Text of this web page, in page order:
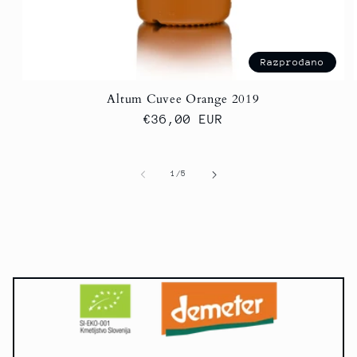
Razprodano
Altum Cuvee Orange 2019
Redna
€36,00 EUR
1 /od
5